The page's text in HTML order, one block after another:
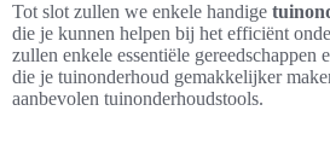
Tot slot zullen we enkele handige
die je kunnen helpen bij het efficiënt
zullen enkele essentiële gereedschappen
die je tuinonderhoud gemakkelijker
aanbevolen tuinonderhoudstools.